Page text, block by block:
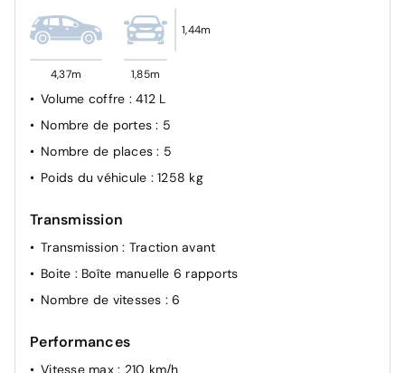
4,37m 1,85m
1,44m
Volume coffre : 412 L
Nombre de portes: 5
Nombre de places: 5
Poids du véhicule : 1258 kg
Transmission
Transmission: Traction avant
Boite : Boîte manuelle 6 rapports
Nombre de vitesses : 6
Performances
Vitesse max : 210 km/h